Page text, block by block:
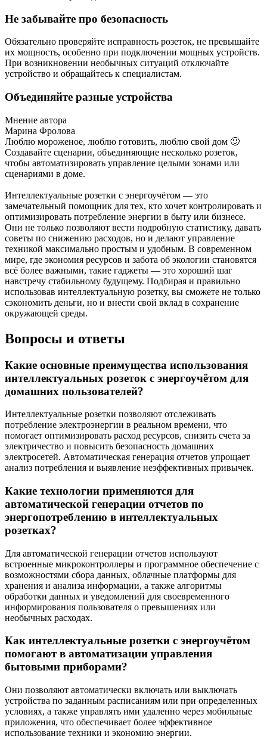
Не забывайте про безопасность
Обязательно проверяйте исправность розеток, не превышайте
их мощность, особенно при подключении мощных устройств.
При возникновении необычных ситуаций отключайте
устройство и обращайтесь к специалистам.
Объединяйте разные устройства
Мнение автора
Марина Фролова
Люблю мороженое, люблю готовить, люблю свой дом 🙂
Создавайте сценарии, объединяющие несколько розеток,
чтобы автоматизировать управление целыми зонами или
сценариями в доме.
Интеллектуальные розетки с энергоучётом — это
замечательный помощник для тех, кто хочет контролировать и
оптимизировать потребление энергии в быту или бизнесе.
Они не только позволяют вести подробную статистику, давать
советы по снижению расходов, но и делают управление
техникой максимально простым и удобным. В современном
мире, где экономия ресурсов и забота об экологии становятся
всё более важными, такие гаджеты — это хороший шаг
навстречу стабильному будущему. Подбирая и правильно
использовав интеллектуальную розетку, вы сможете не только
сэкономить деньги, но и внести свой вклад в сохранение
окружающей среды.
Вопросы и ответы
Какие основные преимущества использования
интеллектуальных розеток с энергоучётом для
домашних пользователей?
Интеллектуальные розетки позволяют отслеживать
потребление электроэнергии в реальном времени, что
помогает оптимизировать расход ресурсов, снизить счета за
электричество и повысить безопасность домашних
электросетей. Автоматическая генерация отчетов упрощает
анализ потребления и выявление неэффективных привычек.
Какие технологии применяются для
автоматической генерации отчетов по
энергопотреблению в интеллектуальных
розетках?
Для автоматической генерации отчетов используют
встроенные микроконтроллеры и программное обеспечение с
возможностями сбора данных, облачные платформы для
хранения и анализа информации, а также алгоритмы
обработки данных и уведомлений для своевременного
информирования пользователя о превышениях или
необычных расходах.
Как интеллектуальные розетки с энергоучётом
помогают в автоматизации управления
бытовыми приборами?
Они позволяют автоматически включать или выключать
устройства по заданным расписаниям или при определенных
условиях, а также управлять ими удаленно через мобильные
приложения, что обеспечивает более эффективное
использование техники и экономию энергии.